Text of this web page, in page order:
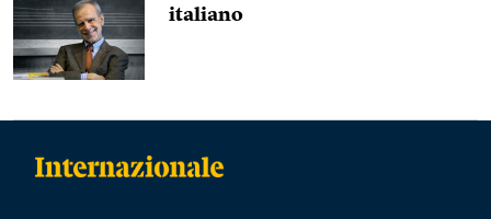
italiano